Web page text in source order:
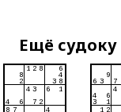
Ещё судоку